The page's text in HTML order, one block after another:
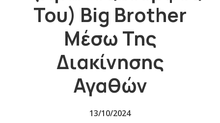
Του) Big Brother
Μέσω Της
Διακίνησης
Αγαθών
13/10/2024